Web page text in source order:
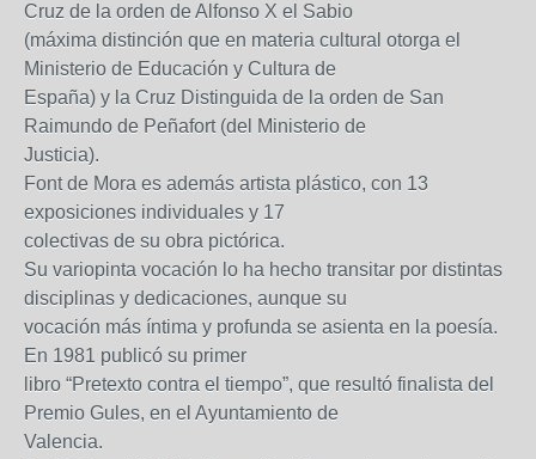
Cruz de la orden de Alfonso X el Sabio
(máxima distinción que en materia cultural otorga el
Ministerio de Educación y Cultura de
España) y la Cruz Distinguida de la orden de San
Raimundo de Peñafort (del Ministerio de
Justicia).
Font de Mora es además artista plástico, con 13
exposiciones individuales y 17
colectivas de su obra pictórica.
Su variopinta vocación lo ha hecho transitar por distintas
disciplinas y dedicaciones, aunque su
vocación más íntima y profunda se asienta en la poesía.
En 1981 publicó su primer
libro “Pretexto contra el tiempo”, que resultó finalista del
Premio Gules, en el Ayuntamiento de
Valencia.